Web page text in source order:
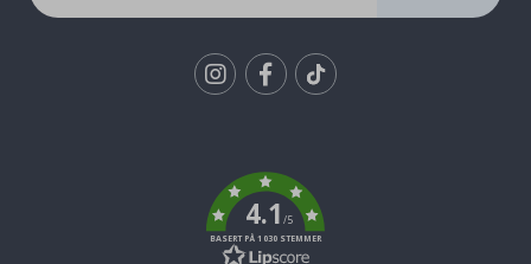
4.1/5
BASERT PÅ 1030 STEMMER